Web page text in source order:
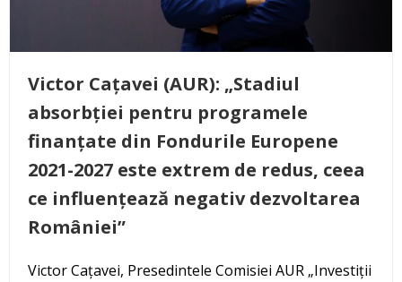
Victor Cațavei (AUR): „Stadiul
absorbției pentru programele
finanțate din Fondurile Europene
2021-2027 este extrem de redus, ceea
ce influențează negativ dezvoltarea
României”
Victor Cațavei, Presedintele Comisiei AUR „Investiții